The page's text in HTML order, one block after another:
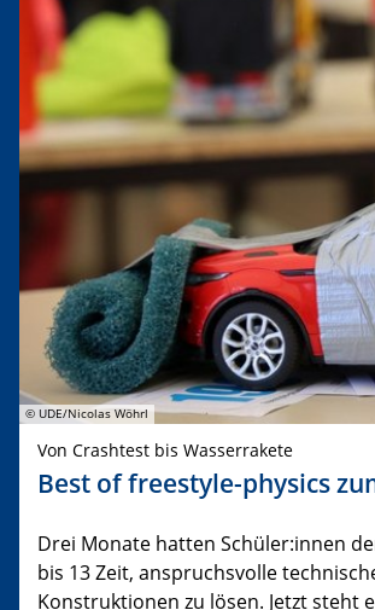
© UDE/Nicolas Wöhrl
Von Crashtest bis Wasserrakete
Best of freestyle-physics
Drei Monate hatten Schüler:innen
bis 13 Zeit, anspruchsvolle
Konstruktionen zu lösen. Jetzt steht